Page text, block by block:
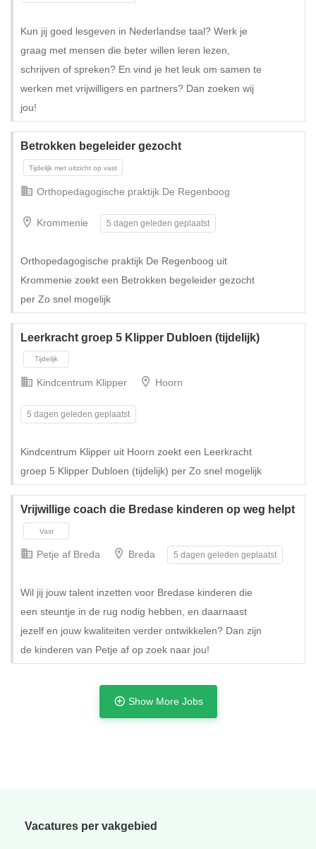
Tijdelijk met uitzicht op vast
Kun jij goed lesgeven in Nederlandse taal? Werk je
graag met mensen die beter willen leren lezen,
schrijven of spreken? En vind je het leuk om samen te
werken met vrijwilligers en partners? Dan zoeken wij
jou!
Betrokken begeleider gezocht
Tijdelijk met uitzicht op vast
Orthopedagogische praktijk De Regenboog
Krommenie 5 dagen geleden geplaatst
Orthopedagogische praktijk De Regenboog uit
Krommenie zoekt een Betrokken begeleider gezocht
per Zo snel mogelijk
Leerkracht groep 5 Klipper Dubloen (tijdelijk)
Kindcentrum Klipper Hoorn
5 dagen geleden geplaatst
Kindcentrum Klipper uit Hoorn zoekt een Leerkracht
groep 5 Klipper Dubloen (tijdelijk) per Zo snel mogelijk
Vrijwillige coach die Bredase kinderen op weg helpt
Petje af Breda Breda 5 dagen geleden geplaatst
Wil jij jouw talent inzetten voor Bredase kinderen die
een steuntje in de rug nodig hebben, en daarnaast
jezelf en jouw kwaliteiten verder ontwikkelen? Dan zijn
de kinderen van Petje af op zoek naar jou!
Show More Jobs
Vacatures per vakgebied